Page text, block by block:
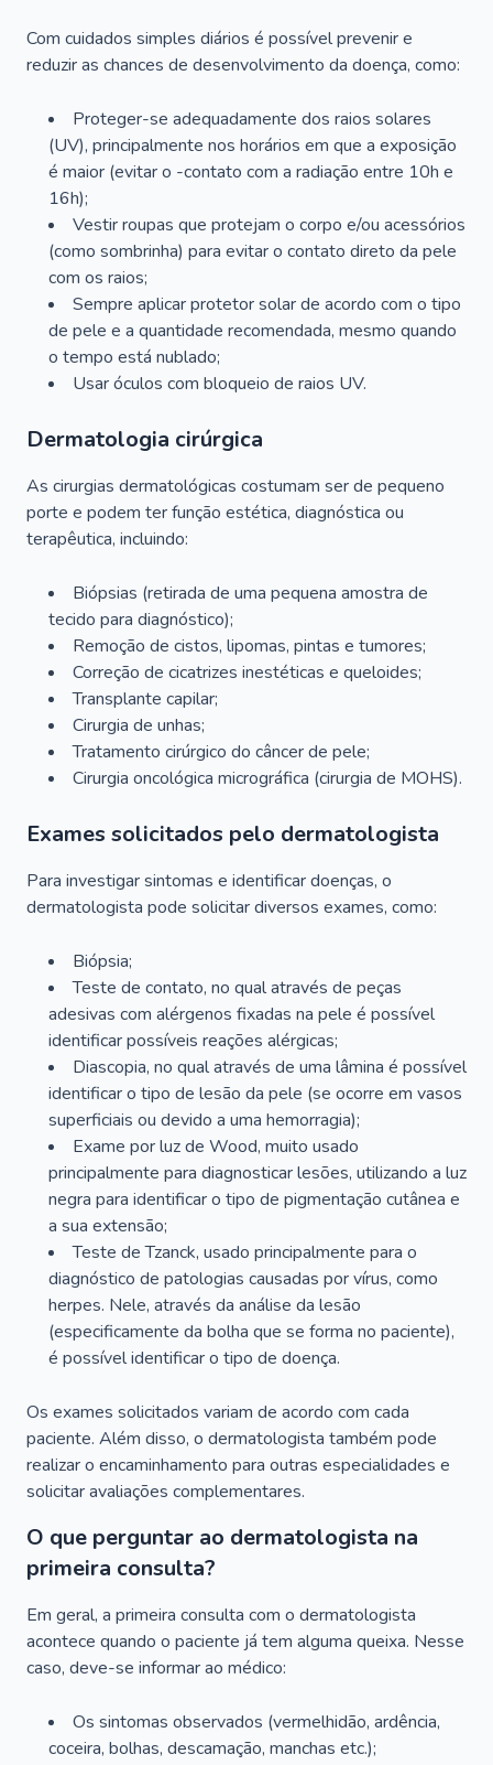
Com cuidados simples diários é possível prevenir e
reduzir as chances de desenvolvimento da doença, como:
Proteger-se adequadamente dos raios solares
(UV), principalmente nos horários em que a exposição
é maior (evitar o -contato com a radiação entre 10h e
16h);
Vestir roupas que protejam o corpo e/ou acessórios
(como sombrinha) para evitar o contato direto da pele
com os raios;
Sempre aplicar protetor solar de acordo com o tipo
de pele e a quantidade recomendada, mesmo quando
o tempo está nublado;
Usar óculos com bloqueio de raios UV.
Dermatologia cirúrgica
As cirurgias dermatológicas costumam ser de pequeno
porte e podem ter função estética, diagnóstica ou
terapêutica, incluindo:
Biópsias (retirada de uma pequena amostra de
tecido para diagnóstico);
Remoção de cistos, lipomas, pintas e tumores;
Correção de cicatrizes inestéticas e queloides;
Transplante capilar;
Cirurgia de unhas;
Tratamento cirúrgico do câncer de pele;
Cirurgia oncológica micrográfica (cirurgia de MOHS).
Exames solicitados pelo dermatologista
Para investigar sintomas e identificar doenças, o
dermatologista pode solicitar diversos exames, como:
Biópsia;
Teste de contato, no qual através de peças
adesivas com alérgenos fixadas na pele é possível
identificar possíveis reações alérgicas;
Diascopia, no qual através de uma lâmina é possível
identificar o tipo de lesão da pele (se ocorre em vasos
superficiais ou devido a uma hemorragia);
Exame por luz de Wood, muito usado
principalmente para diagnosticar lesões, utilizando a luz
negra para identificar o tipo de pigmentação cutânea e
a sua extensão;
Teste de Tzanck, usado principalmente para o
diagnóstico de patologias causadas por vírus, como
herpes. Nele, através da análise da lesão
(especificamente da bolha que se forma no paciente),
é possível identificar o tipo de doença.
Os exames solicitados variam de acordo com cada
paciente. Além disso, o dermatologista também pode
realizar o encaminhamento para outras especialidades e
solicitar avaliações complementares.
O que perguntar ao dermatologista na
primeira consulta?
Em geral, a primeira consulta com o dermatologista
acontece quando o paciente já tem alguma queixa. Nesse
caso, deve-se informar ao médico:
Os sintomas observados (vermelhidão, ardência,
coceira, bolhas, descamação, manchas etc.);